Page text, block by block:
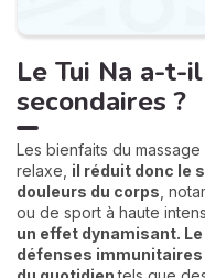
Le Tui Na a-t-
secondaires ?
Les bienfaits du
relaxe, il réduit donc le
douleurs du corps ,
ou de sport à haute
un effet dynamisant.
défenses